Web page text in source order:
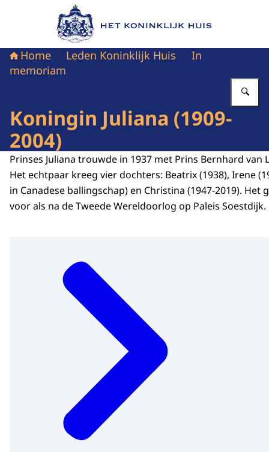
Naar de homepage van Het Koninklijk Huis
Home Leden Koninklijk Huis
In
memoriam
Koningin Juliana (1909-
2004)
Prinses Juliana trouwde in 1937 met Prins Bernhard van
Het echtpaar kreeg vier dochters: Beatrix (1938), Irene
in Canadese ballingschap) en Christina (1947-2019). Het
voor als na de Tweede Wereldoorlog op Paleis Soestdijk.